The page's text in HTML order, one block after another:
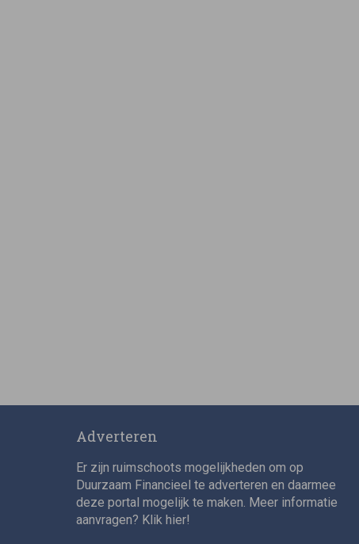
Adverteren
Er zijn ruimschoots mogelijkheden om op
Duurzaam Financieel te adverteren en daarmee
deze portal mogelijk te maken. Meer informatie
aanvragen? Klik hier!